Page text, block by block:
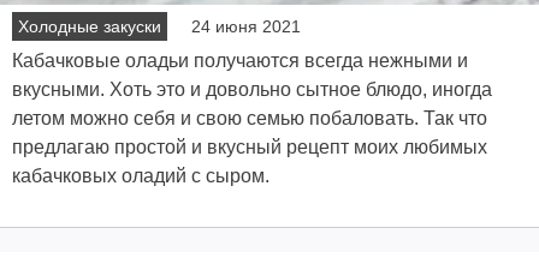
Холодные закуски 24 июня 2021
Кабачковые оладьи получаются всегда нежными и
вкусными. Хоть это и довольно сытное блюдо, иногда
летом можно себя и свою семью побаловать. Так что
предлагаю простой и вкусный рецепт моих любимых
кабачковых оладий с сыром.